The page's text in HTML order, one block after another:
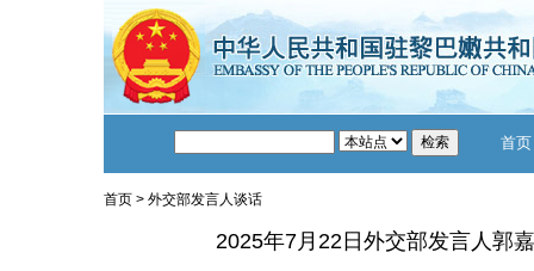
首页
首页> 外交部发言人谈话
2025年7月22日外交部发言人郭